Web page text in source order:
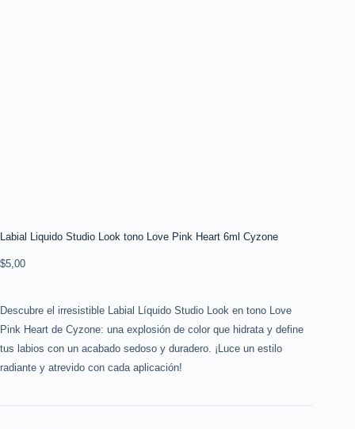
Labial Liquido Studio Look tono Love Pink Heart 6ml Cyzone
$5,00
Descubre el irresistible Labial Líquido Studio Look en tono Love
Pink Heart de Cyzone: una explosión de color que hidrata y define
tus labios con un acabado sedoso y duradero. ¡Luce un estilo
radiante y atrevido con cada aplicación!